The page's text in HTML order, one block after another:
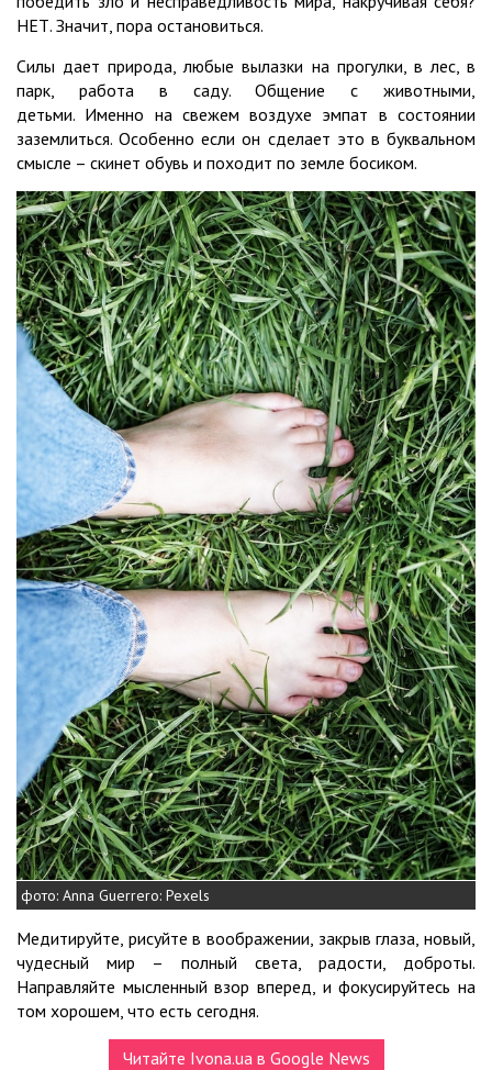
НЕТ. Значит, пора остановиться.
Силы дает природа, любые вылазки на прогулки, в лес, в
парк, работа в саду. Общение с животными,
детьми. Именно на свежем воздухе эмпат в состоянии
заземлиться. Особенно если он сделает это в буквальном
смысле – скинет обувь и походит по земле босиком.
фото: Anna Guerrero: Pexels
Медитируйте, рисуйте в воображении, закрыв глаза, новый,
чудесный мир – полный света, радости, доброты.
Направляйте мысленный взор вперед, и фокусируйтесь на
том хорошем, что есть сегодня.
Читайте Ivona.ua в Google News